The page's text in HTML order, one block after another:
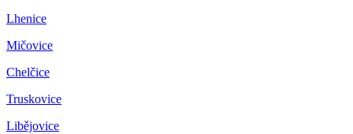
Lhenice
Mičovice
Chelčice
Truskovice
Libějovice